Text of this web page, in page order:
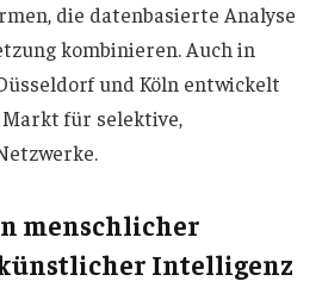
die datenbasierte Analyse
kombinieren. Auch in
und Köln entwickelt
für selektive,
menschlicher
Intelligenz